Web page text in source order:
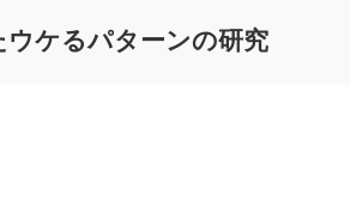
ケるパターンの研究